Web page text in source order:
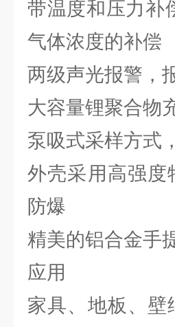
带温度和压力补
气体浓度的补偿
两级声光报警，
大容量锂聚合物
泵吸式采样方式
外壳采用高强度
防爆
精美的铝合金手
应用
家具、地板、壁